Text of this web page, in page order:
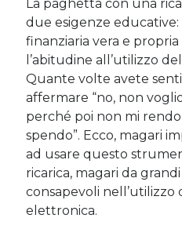
Tweet di MichelaCalculli
La paghetta con una
due esigenze educative:
finanziaria vera e
l’abitudine all’utilizzo
Quante volte avete
affermare “no, non
perché poi non mi
spendo”. Ecco, magari
ad usare questo
ricarica, magari da
consapevoli nell’utilizzo
elettronica.